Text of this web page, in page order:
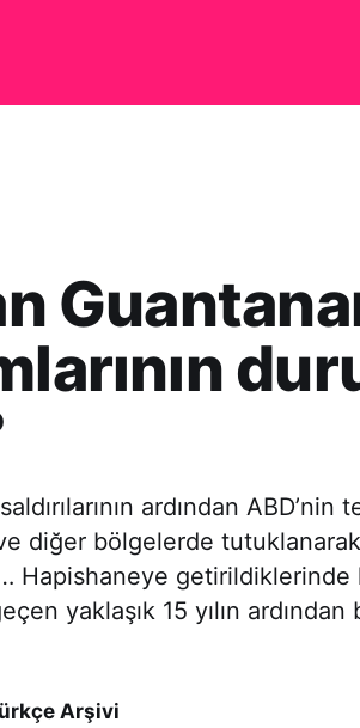
ardından ABD’nin
diğer bölgelerde tutuklanarak
Hapishaneye getirildiklerinde
yaklaşık 15 yılın
Arşivi